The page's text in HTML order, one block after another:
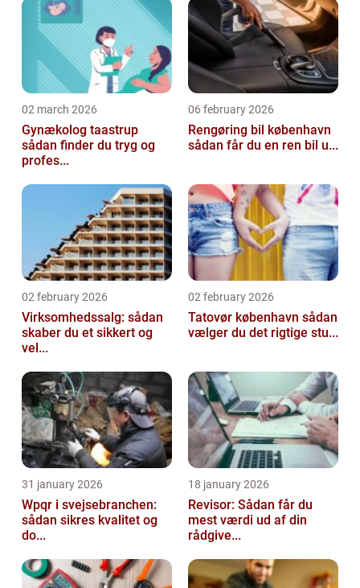
02 march 2026
Gynækolog taastrup
sådan finder du tryg og
profes...
06 february 2026
Rengøring bil københavn
sådan får du en ren bil u...
02 february 2026
Virksomhedssalg: sådan
skaber du et sikkert og
vel...
02 february 2026
Tatovør københavn sådan
vælger du det rigtige stu...
31 january 2026
Wpqr i svejsebranchen:
sådan sikres kvalitet og
do...
18 january 2026
Revisor: Sådan får du
mest værdi ud af din
rådgive...